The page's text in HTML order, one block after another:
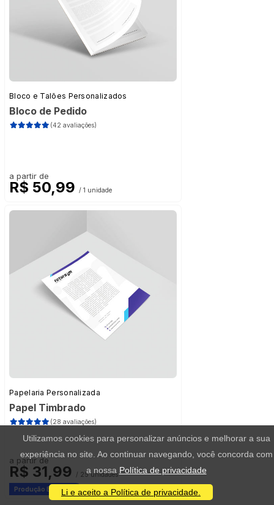
Bloco e Talões Personalizados
Bloco de Pedido
(42 avaliações)
a partir de
R$ 50,99 / 1 unidade
Papelaria Personalizada
Papel Timbrado
(28 avaliações)
a partir de
R$ 31,99 / 25 unidades
Produção Express
Utilizamos cookies para personalizar anúncios e melhorar a sua
experiência no site. Ao continuar navegando, você concorda com
a nossa Política de privacidade
Li e aceito a Política de privacidade.